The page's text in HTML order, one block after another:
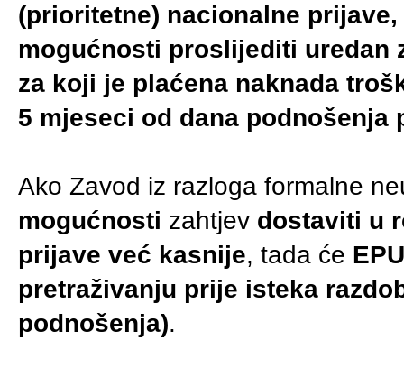
(prioritetne) nacionalne
mogućnosti proslijediti uredan
za koji je plaćena naknada
5 mjeseci od dana podnošenja
Ako Zavod iz razloga formalne
mogućnosti zahtjev dostaviti u
prijave već kasnije, tada će
pretraživanju prije isteka
podnošenja).